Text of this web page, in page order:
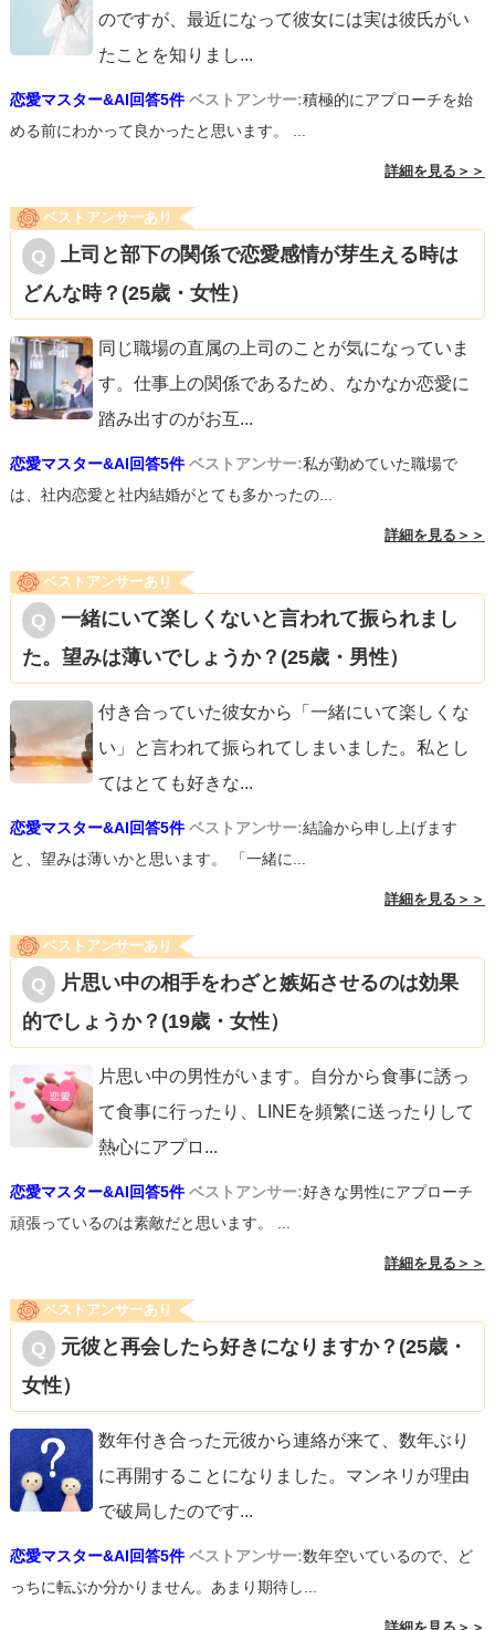
でしょう。大丈夫です、あなたは強くなれます！応援して
ます！
のですが、最近になって彼女には実は彼氏がい
たことを知りまし...
恋愛マスター&AI回答5件 ベストアンサー:積極的にアプローチを始
める前にわかって良かったと思います。 ...
詳細を見る＞＞
ベストアンサーあり
上司と部下の関係で恋愛感情が芽生える時は
どんな時？(25歳・女性）
同じ職場の直属の上司のことが気になっていま
す。仕事上の関係であるため、なかなか恋愛に
踏み出すのがお互...
恋愛マスター&AI回答5件 ベストアンサー:私が勤めていた職場で
は、社内恋愛と社内結婚がとても多かったの...
詳細を見る＞＞
ベストアンサーあり
一緒にいて楽しくないと言われて振られまし
た。望みは薄いでしょうか？(25歳・男性）
付き合っていた彼女から「一緒にいて楽しくな
い」と言われて振られてしまいました。私とし
てはとても好きな...
恋愛マスター&AI回答5件 ベストアンサー:結論から申し上げます
と、望みは薄いかと思います。 「一緒に...
詳細を見る＞＞
ベストアンサーあり
片思い中の相手をわざと嫉妬させるのは効果
的でしょうか？(19歳・女性）
片思い中の男性がいます。自分から食事に誘っ
て食事に行ったり、LINEを頻繁に送ったりして
熱心にアプロ ...
恋愛マスター&AI回答5件 ベストアンサー:好きな男性にアプローチ
頑張っているのは素敵だと思います。 ...
詳細を見る＞＞
ベストアンサーあり
元彼と再会したら好きになりますか？(25歳・
女性）
数年付き合った元彼から連絡が来て、数年ぶり
に再開することになりました。マンネリが理由
で破局したのです...
恋愛マスター&AI回答5件 ベストアンサー:数年空いているので、ど
っちに転ぶか分かりません。あまり期待し...